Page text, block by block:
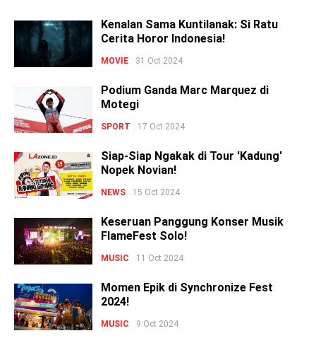
Kenalan Sama Kuntilanak: Si Ratu
Cerita Horor Indonesia!
MOVIE 31 Oct 2024
Podium Ganda Marc Marquez di
Motegi
SPORT 17 Oct 2024
Siap-Siap Ngakak di Tour 'Kadung'
Nopek Novian!
NEWS 15 Oct 2024
Keseruan Panggung Konser Musik
FlameFest Solo!
MUSIC 11 Oct 2024
Momen Epik di Synchronize Fest
2024!
MUSIC 9 Oct 2024